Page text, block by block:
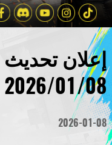
إعلان تحديث
2026/01/08
2026-01-08